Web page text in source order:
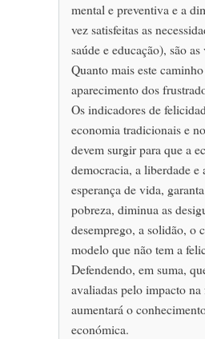
mental e preventiva e a
vez satisfeitas as
saúde e educação), são
Quanto mais este
aparecimento dos
Os indicadores de
economia tradicionais e
devem surgir para que a
democracia, a liberdade
esperança de vida,
pobreza, diminua as
desemprego, a solidão, o
modelo que não tem a
Defendendo, em suma,
avaliadas pelo impacto
aumentará o
económica.